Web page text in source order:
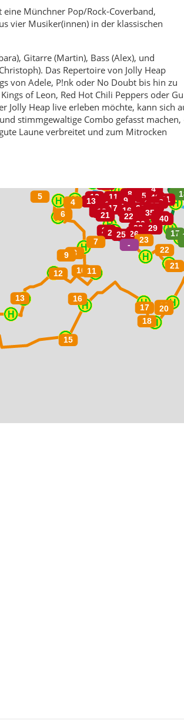
eine Münchner Pop/Rock-Coverband,
vier Musiker(innen) in der klassischen
Gitarre (Martin), Bass (Alex), und
Das Repertoire von Jolly Heap
von Adele, P!nk oder No Doubt bis hin zu
of Leon, Red Hot Chili Peppers oder
Jolly Heap live erleben möchte, kann sich
stimmgewaltige Combo gefasst machen,
Laune verbreitet und zum Mitrocken